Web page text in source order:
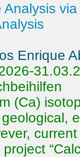
Analysis
Enrique
(Ca)